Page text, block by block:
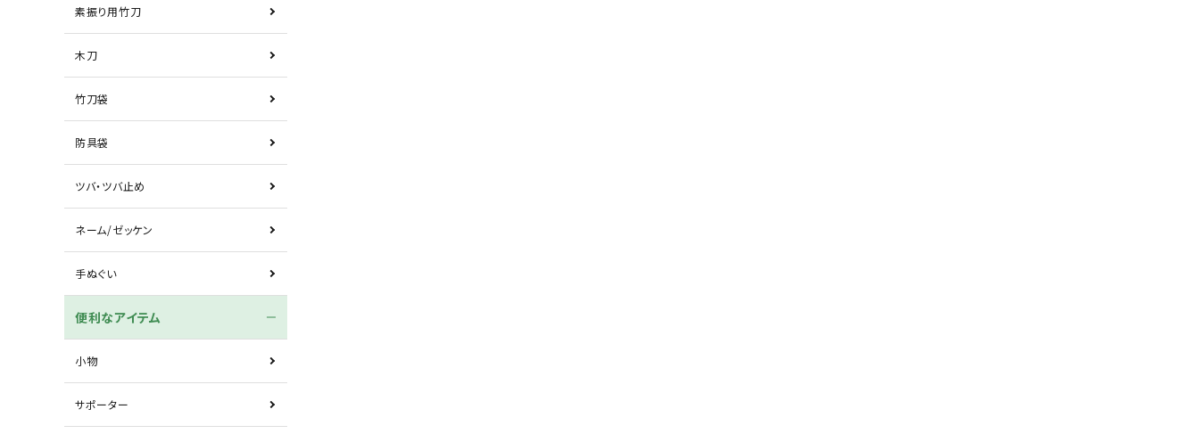
素振り用竹刀
木刀
竹刀袋
防具袋
ツバ・ツバ止め
ネーム/ゼッケン
手ぬぐい
便利なアイテム
小物
サポーター